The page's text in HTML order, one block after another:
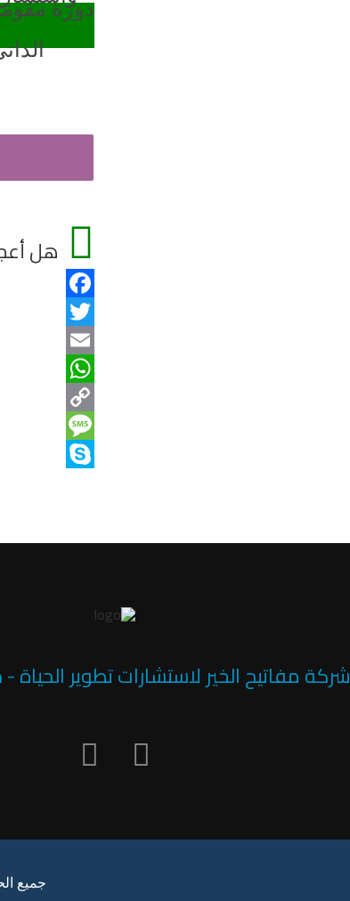
دورة
دورة
هل
Facebook
Twitter
Email
WhatsApp
Copy
Link
Message
شركة مفاتيح الخير لاستشارات تطوير
جميع